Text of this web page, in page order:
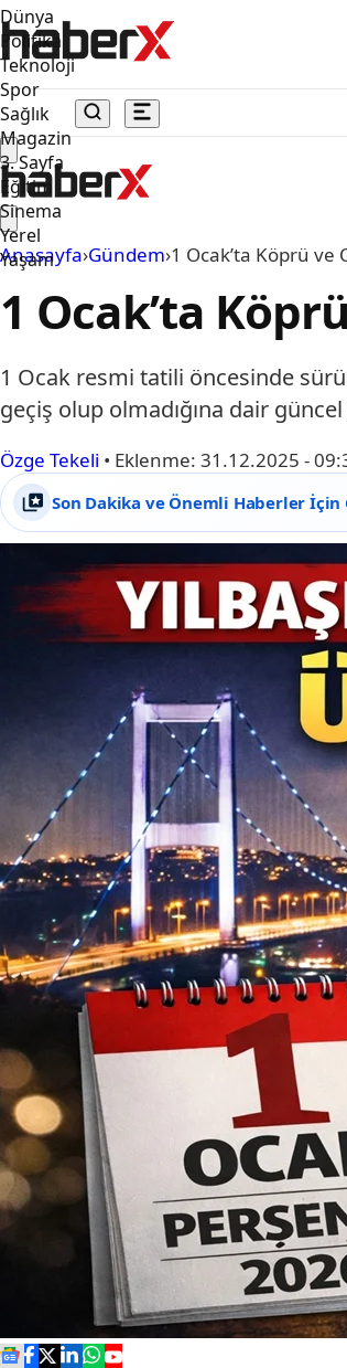
Dünya
Politika
Teknoloji
Spor
Sağlık
Magazin
3. Sayfa
Eğitim
Sinema
Yerel
Yaşam
Anasayfa›Gündem›1 Ocak’ta Köprü ve
1 Ocak’ta
1 Ocak resmi tatili öncesinde
geçiş olup olmadığına dair
Özge Tekeli • Eklenme: 31.12.2025 -
Son Dakika ve Önemli Haberler